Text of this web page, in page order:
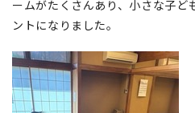
ームがたくさんあり、小さな子ど
ントになりました。